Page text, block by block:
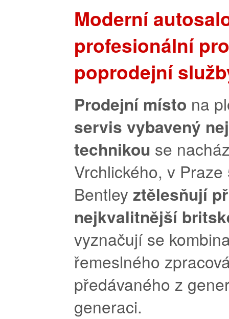
Moderní
profesionální
poprodejní
Prodejní místo na
servis vybavený
technikou se
Vrchlického, v
Bentley ztělesňují
nejkvalitnější
vyznačují se
řemeslného
předávaného z
generaci.